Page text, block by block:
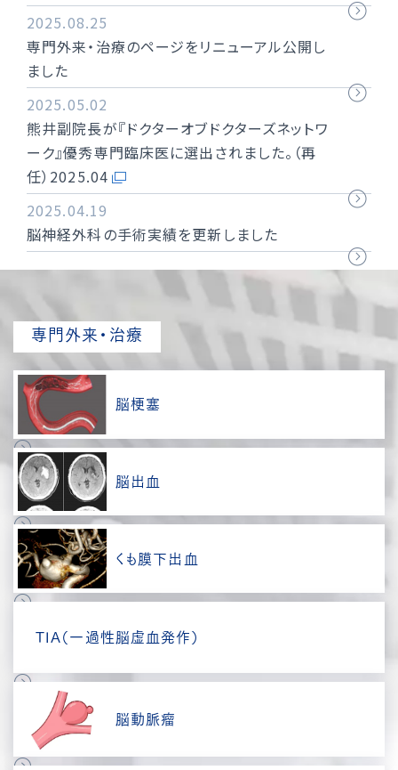
2025.08.25
専門外来・治療のページをリニューアル公開し
ました
2025.05.02
熊井副院長が『ドクターオブドクターズネットワ
ーク』優秀専門臨床医に選出されました。（再
任）2025.04
2025.04.19
脳神経外科の手術実績を更新しました
専門外来・治療
脳梗塞
脳出血
くも膜下出血
TIA（一過性脳虚血発作）
脳動脈瘤